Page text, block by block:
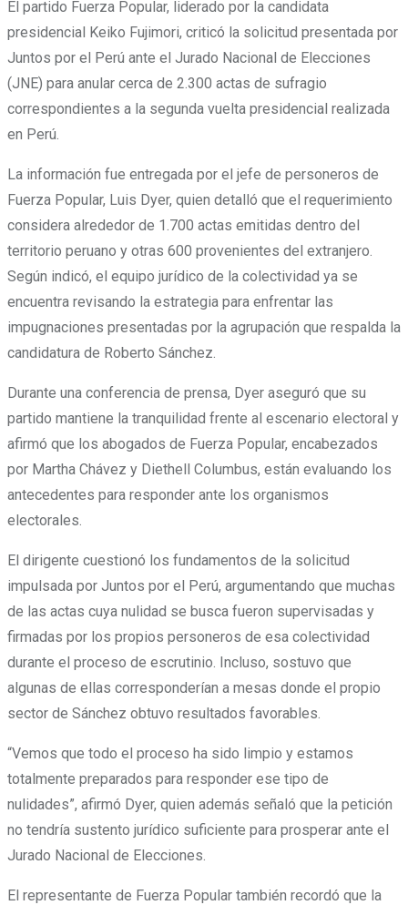
El partido Fuerza Popular, liderado por la candidata
presidencial Keiko Fujimori, criticó la solicitud presentada por
Juntos por el Perú ante el Jurado Nacional de Elecciones
(JNE) para anular cerca de 2.300 actas de sufragio
correspondientes a la segunda vuelta presidencial realizada
en Perú.
La información fue entregada por el jefe de personeros de
Fuerza Popular, Luis Dyer, quien detalló que el requerimiento
considera alrededor de 1.700 actas emitidas dentro del
territorio peruano y otras 600 provenientes del extranjero.
Según indicó, el equipo jurídico de la colectividad ya se
encuentra revisando la estrategia para enfrentar las
impugnaciones presentadas por la agrupación que respalda la
candidatura de Roberto Sánchez.
Durante una conferencia de prensa, Dyer aseguró que su
partido mantiene la tranquilidad frente al escenario electoral y
afirmó que los abogados de Fuerza Popular, encabezados
por Martha Chávez y Diethell Columbus, están evaluando los
antecedentes para responder ante los organismos
electorales.
El dirigente cuestionó los fundamentos de la solicitud
impulsada por Juntos por el Perú, argumentando que muchas
de las actas cuya nulidad se busca fueron supervisadas y
firmadas por los propios personeros de esa colectividad
durante el proceso de escrutinio. Incluso, sostuvo que
algunas de ellas corresponderían a mesas donde el propio
sector de Sánchez obtuvo resultados favorables.
“Vemos que todo el proceso ha sido limpio y estamos
totalmente preparados para responder ese tipo de
nulidades”, afirmó Dyer, quien además señaló que la petición
no tendría sustento jurídico suficiente para prosperar ante el
Jurado Nacional de Elecciones.
El representante de Fuerza Popular también recordó que la